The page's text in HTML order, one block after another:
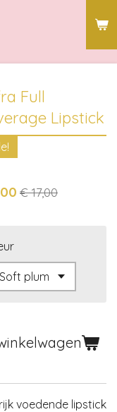
Full
Lipstick
€ 17,00
voedende lipstick